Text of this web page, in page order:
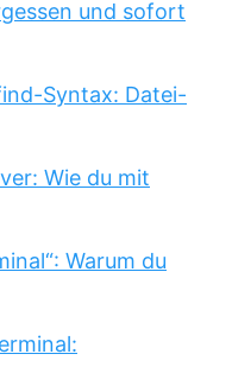
und sofort
Syntax: Datei-
Wie du mit
Warum du